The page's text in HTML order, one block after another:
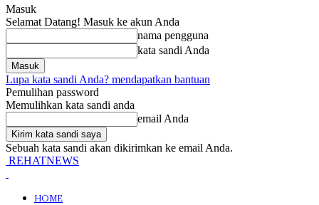
Masuk
Selamat Datang! Masuk ke akun Anda
nama pengguna
kata sandi Anda
Lupa kata sandi Anda? mendapatkan bantuan
Pemulihan password
Memulihkan kata sandi anda
email Anda
Sebuah kata sandi akan dikirimkan ke email Anda.
REHATNEWS
HOME